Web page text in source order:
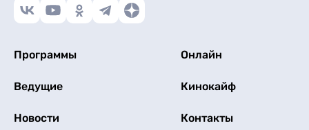
Программы Онлайн
Ведущие Кинокайф
Новости Контакты